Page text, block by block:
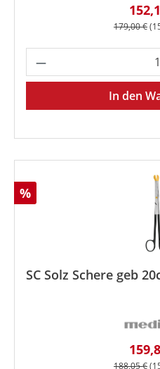
Regulärer
179,00 €
Produkt Anzahl:
In den
Rabatt
%
SC Solz Schere geb
Regulärer
188,05 €